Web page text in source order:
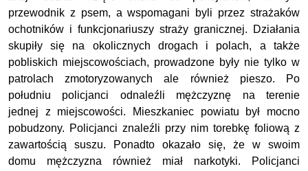
przewodnik z psem, a wspomagani byli przez strażaków
ochotników i funkcjonariuszy straży granicznej. Działania
skupiły się na okolicznych drogach i polach, a także
pobliskich miejscowościach, prowadzone były nie tylko w
patrolach zmotoryzowanych ale również pieszo. Po
południu policjanci odnaleźli mężczyznę na terenie
jednej z miejscowości. Mieszkaniec powiatu był mocno
pobudzony. Policjanci znaleźli przy nim torebkę foliową z
zawartością suszu. Ponadto okazało się, że w swoim
domu mężczyzna również miał narkotyki. Policjanci